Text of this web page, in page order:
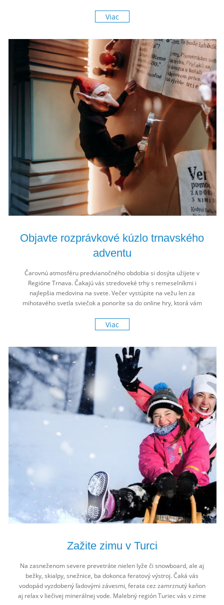
Viac
Objavte rozprávkové kúzlo trnavského
adventu
Čarovnú atmosféru predvianočného obdobia si dosýta užijete v
Regióne Trnava. Čakajú vás stredoveké trhy s remeselníkmi i
najlepšia medovina na svete. Večer vystúpite na vežu len za
mihotavého svetla sviečok a ponoríte sa do online hry, ktorá vám
rozvoniavajúce zážitky pod zámkom známym z filmových
rozprávok.
Viac
Zažite zimu v Turci
Na zasneženom severe prevetráte nielen lyže či snowboard, ale aj
bežky, skialpy, snežnice, ba dokonca feratový výstroj. Čaká vás
vodopád vyzdobený ľadovými závesmi, ferata cez zamrznutý kaňon
aj relax v liečivej minerálnej vode. Malebný región Turiec vás v zime